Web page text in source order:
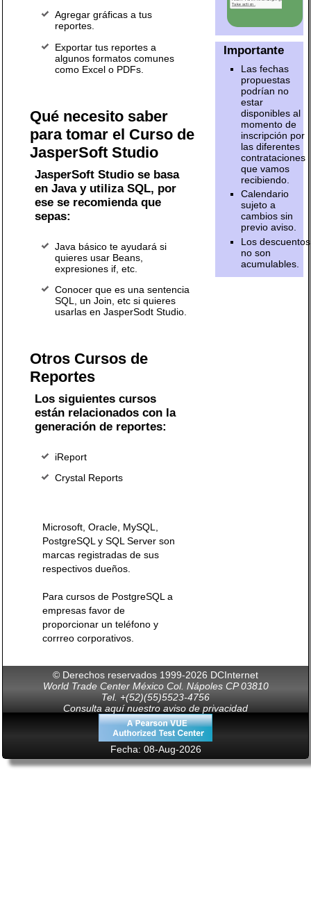
Agregar gráficas a tus
reportes.
Exportar tus reportes a
algunos formatos comunes
como Excel o PDFs.
Qué necesito saber
para tomar el Curso de
JasperSoft Studio
JasperSoft Studio se basa
en Java y utiliza SQL, por
ese se recomienda que
sepas:
Java básico te ayudará si
quieres usar Beans,
expresiones if, etc.
Conocer que es una sentencia
SQL, un Join, etc si quieres
usarlas en JasperSodt Studio.
Otros Cursos de
Reportes
Los siguientes cursos
están relacionados con la
generación de reportes:
iReport
Crystal Reports
Microsoft, Oracle, MySQL,
PostgreSQL y SQL Server son
marcas registradas de sus
respectivos dueños.
Para cursos de PostgreSQL a
empresas favor de
proporcionar un teléfono y
corrreo corporativos.
Importante
Las fechas
propuestas
podrían no
estar
disponibles al
momento de
inscripción por
las diferentes
contrataciones
que vamos
recibiendo.
Calendario
sujeto a
cambios sin
previo aviso.
Los descuentos
no son
acumulables.
© Derechos reservados 1999-2026 DCInternet
World Trade Center México Col. Nápoles CP 03810
Tel. +(52)(55)5523-4756
Consulta aquí nuestro aviso de privacidad
Fecha: 08-Aug-2026